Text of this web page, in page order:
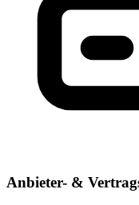
Anbieter- &